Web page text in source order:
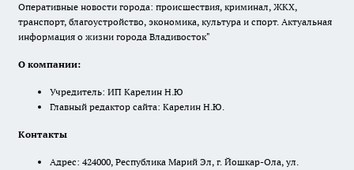
Оперативные новости города: происшествия, криминал, ЖКХ,
транспорт, благоустройство, экономика, культура и спорт. Актуальная
информация о жизни города Владивосток"
О компании:
Учредитель: ИП Карелин Н.Ю
Главный редактор сайта: Карелин Н.Ю.
Контакты
Адрес: 424000, Республика Марий Эл, г. Йошкар-Ола, ул.